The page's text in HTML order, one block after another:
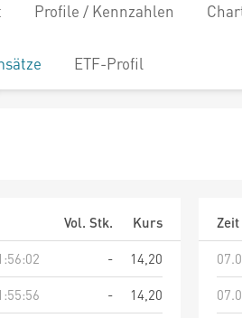
Profile / Kennzahlen
ETF-Profil
Vol. Stk.
Kurs
-
14,20
-
14,20
Zeit